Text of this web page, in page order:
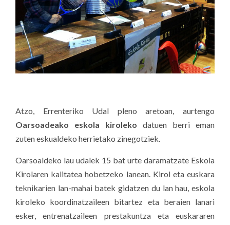
Atzo, Errenteriko Udal pleno aretoan, aurtengo
Oarsoadeako eskola kiroleko datuen berri eman
zuten eskualdeko herrietako zinegotziek.
Oarsoaldeko lau udalek 15 bat urte daramatzate Eskola
Kirolaren kalitatea hobetzeko lanean. Kirol eta euskara
teknikarien lan-mahai batek gidatzen du lan hau, eskola
kiroleko koordinatzaileen bitartez eta beraien lanari
esker, entrenatzaileen prestakuntza eta euskararen